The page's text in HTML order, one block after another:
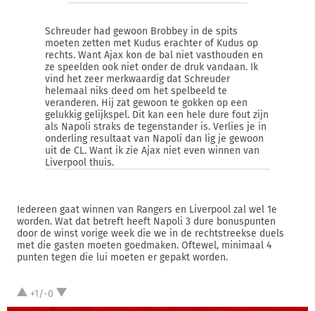
Schreuder had gewoon Brobbey in de spits
moeten zetten met Kudus erachter of Kudus op
rechts. Want Ajax kon de bal niet vasthouden en
ze speelden ook niet onder de druk vandaan. Ik
vind het zeer merkwaardig dat Schreuder
helemaal niks deed om het spelbeeld te
veranderen. Hij zat gewoon te gokken op een
gelukkig gelijkspel. Dit kan een hele dure fout zijn
als Napoli straks de tegenstander is. Verlies je in
onderling resultaat van Napoli dan lig je gewoon
uit de CL. Want ik zie Ajax niet even winnen van
Liverpool thuis.
Iedereen gaat winnen van Rangers en Liverpool zal wel 1e
worden. Wat dat betreft heeft Napoli 3 dure bonuspunten
door de winst vorige week die we in de rechtstreekse duels
met die gasten moeten goedmaken. Oftewel, minimaal 4
punten tegen die lui moeten er gepakt worden.
+1/-0